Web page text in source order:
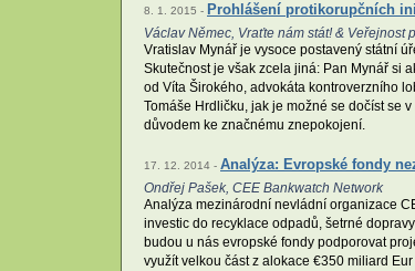
8. 1. 2015 - Prohlášení protikorupčních
Václav Němec, Vraťte nám stát! & Veřejnost
Vratislav Mynář je vysoce postavený státní
Skutečnost je však zcela jiná: Pan Mynář si
od Víta Širokého, advokáta kontroverzního
Tomáše Hrdličku, jak je možné se dočíst se
důvodem ke značnému znepokojení.
17. 12. 2014 - Analýza: Evropské fondy
Ondřej Pašek, CEE Bankwatch Network
Analýza mezinárodní nevládní organizace
investic do recyklace odpadů, šetrné
budou u nás evropské fondy podporovat
využít velkou část z alokace €350 miliard